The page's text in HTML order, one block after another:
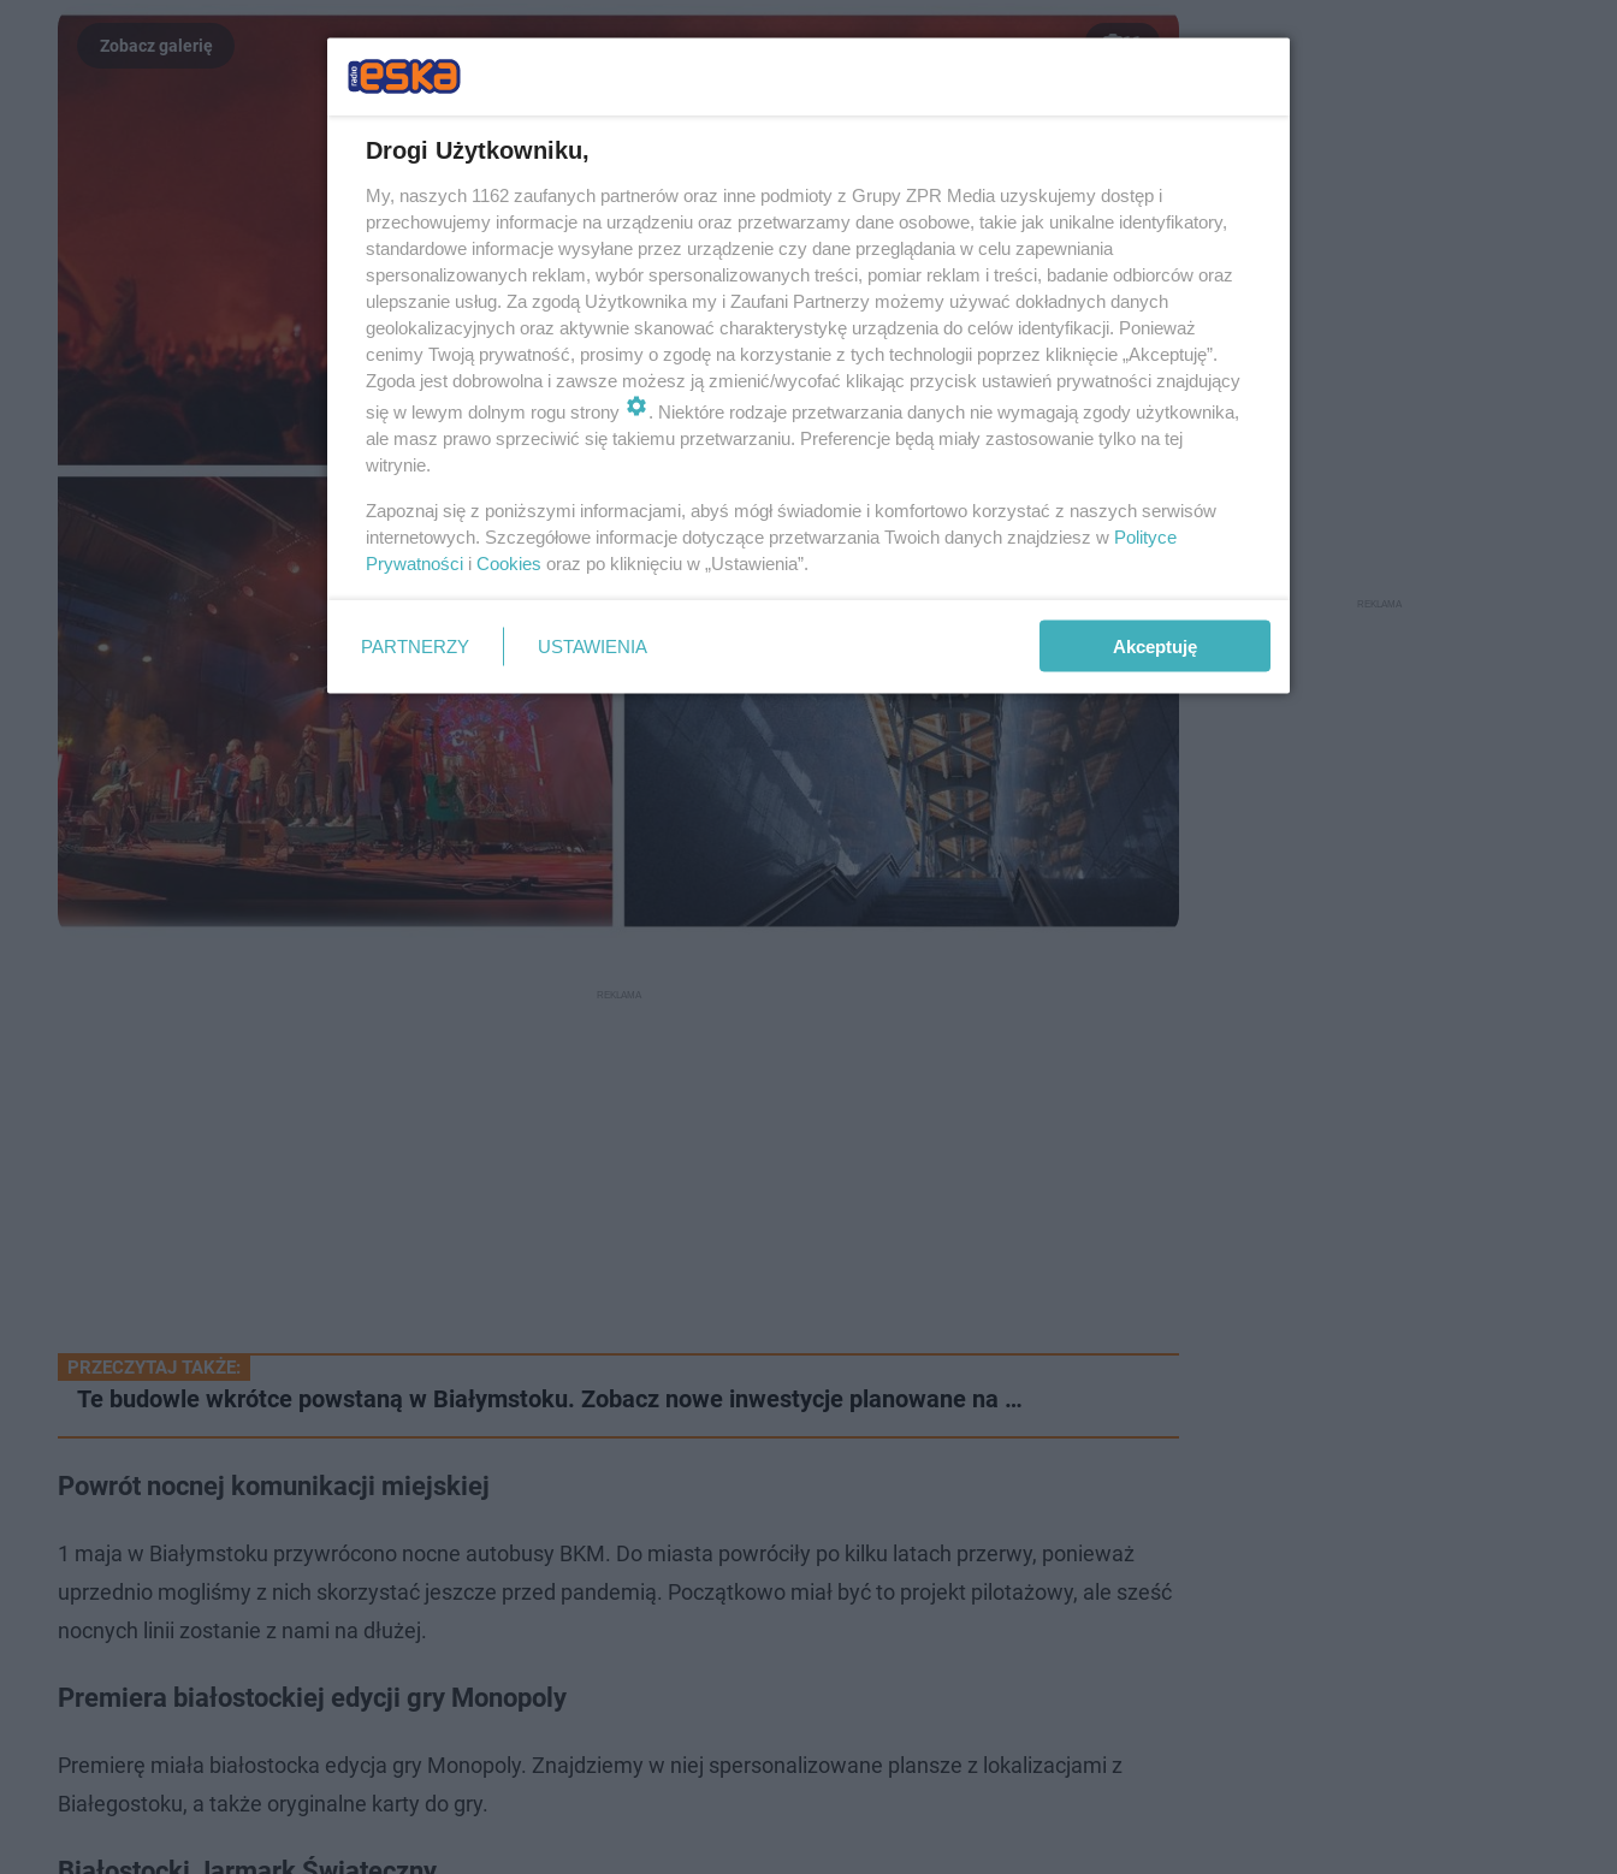
11
PRZECZYTAJ TAKŻE:
Te budowle wkrótce powstaną w Białymstoku. Zobacz nowe inwestycje planowane na …
Powrót nocnej komunikacji miejskiej
1 maja w Białymstoku przywrócono nocne autobusy BKM. Do miasta powróciły po kilku latach przerwy, ponieważ
uprzednio mogliśmy z nich skorzystać jeszcze przed pandemią. Początkowo miał być to projekt pilotażowy, ale sześć
nocnych linii zostanie z nami na dłużej.
Premiera białostockiej edycji gry Monopoly
Premierę miała białostocka edycja gry Monopoly. Znajdziemy w niej spersonalizowane plansze z lokalizacjami z
Białegostoku, a także oryginalne karty do gry.
Drogi Użytkowniku,
My, naszych 1162 zaufanych partnerów oraz inne podmioty z Grupy ZPR Media uzyskujemy dostęp i
przechowujemy informacje na urządzeniu oraz przetwarzamy dane osobowe, takie jak unikalne identyfikatory,
standardowe informacje wysyłane przez urządzenie czy dane przeglądania w celu zapewniania
spersonalizowanych reklam, wybór spersonalizowanych treści, pomiar reklam i treści, badanie odbiorców oraz
ulepszanie usług. Za zgodą Użytkownika my i Zaufani Partnerzy możemy używać dokładnych danych
geolokalizacyjnych oraz aktywnie skanować charakterystykę urządzenia do celów identyfikacji. Ponieważ
cenimy Twoją prywatność, prosimy o zgodę na korzystanie z tych technologii poprzez kliknięcie „Akceptuję”.
Zgoda jest dobrowolna i zawsze możesz ją zmienić/wycofać klikając przycisk ustawień prywatności znajdujący
się w lewym dolnym rogu strony
. Niektóre rodzaje przetwarzania danych nie wymagają zgody użytkownika,
ale masz prawo sprzeciwić się takiemu przetwarzaniu. Preferencje będą miały zastosowanie tylko na tej
witrynie.
Zapoznaj się z poniższymi informacjami, abyś mógł świadomie i komfortowo korzystać z naszych serwisów
internetowych. Szczegółowe informacje dotyczące przetwarzania Twoich danych znajdziesz w Polityce
Prywatności i Cookies oraz po kliknięciu w „Ustawienia”.
PARTNERZY USTAWIENIA Akceptuję